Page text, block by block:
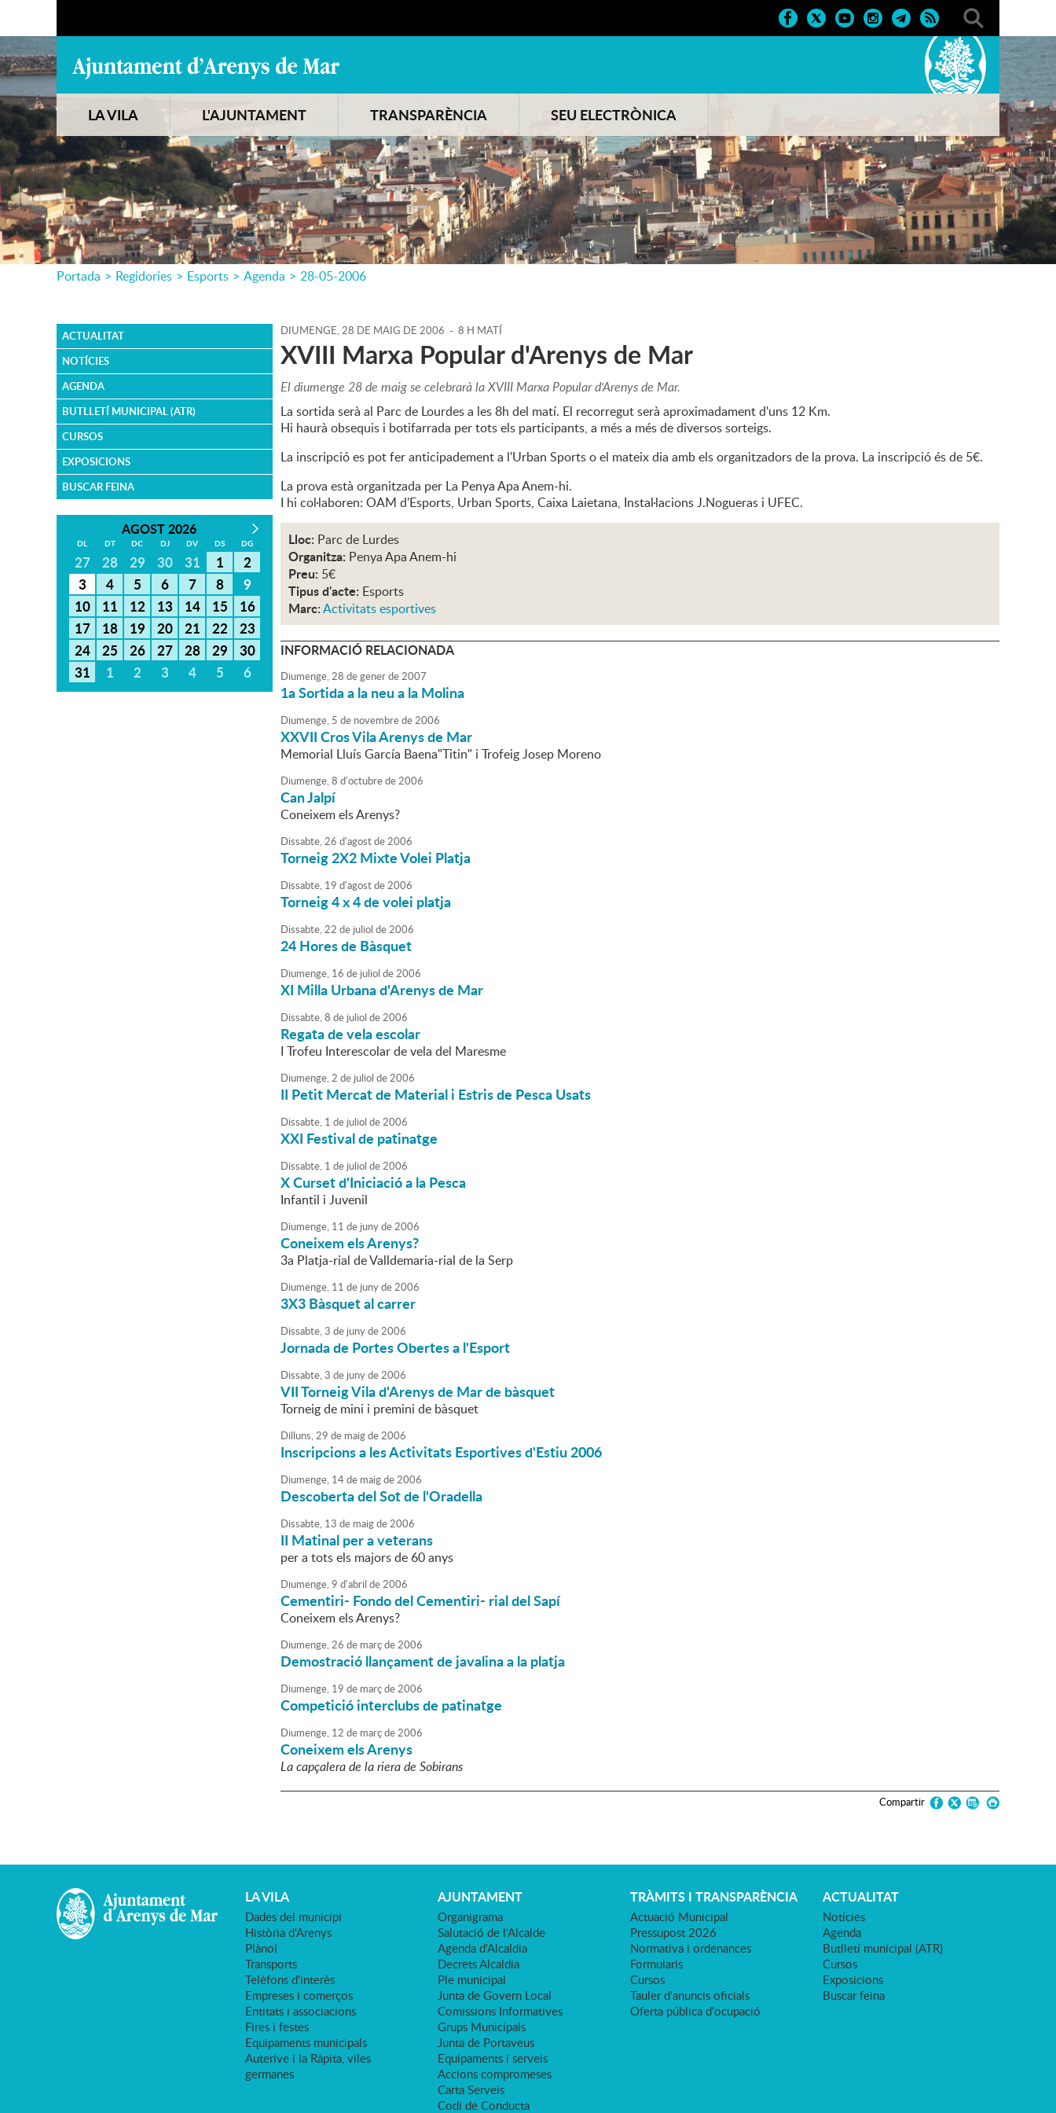
LA VILA L'AJUNTAMENT TRANSPARÈNCIA SEU ELECTRÒNICA
Portada > Regidories > Esports > Agenda > 28-05-2006
ACTUALITAT
NOTÍCIES
AGENDA
BUTLLETÍ MUNICIPAL (ATR)
CURSOS
EXPOSICIONS
BUSCAR FEINA
AGOST 2026
DL DT DC DJ DV DS DG
27 28 29 30 31 1
2
3
4 5 6 7 8
9
10
11 12 13 14 15
16
17
18 19 20 21 22
23
24
25 26 27 28 29
30
31
1 2 3 4 5 6
DIUMENGE,28 DE MAIG DE 2006 - 8 H MATÍ
XVIII Marxa Popular d'Arenys de Mar
El diumenge 28 de maig se celebrarà la XVIII Marxa Popular d'Arenys de Mar.
La sortida serà al Parc de Lourdes a les 8h del matí. El recorregut serà aproximadament d'uns 12 Km.
Hi haurà obsequis i botifarrada per tots els participants, a més a més de diversos sorteigs.
La inscripció es pot fer anticipadement a l'Urban Sports o el mateix dia amb els organitzadors de la prova. La inscripció és de 5€.
La prova està organitzada per La Penya Apa Anem-hi.
I hi col·laboren: OAM d'Esports, Urban Sports, Caixa Laietana, Instal·lacions J.Nogueras i UFEC.
Lloc: Parc de Lurdes
Organitza: Penya Apa Anem-hi
Preu: 5€
Tipus d'acte: Esports
Marc:Activitats esportives
INFORMACIÓ RELACIONADA
Diumenge,28 degenerde2007
1a Sortida a la neu a la Molina
Diumenge, 5 de novembrede2006
XXVII Cros Vila Arenys de Mar
Memorial Lluís García Baena"Titin" i Trofeig Josep Moreno
Diumenge,8 d'octubrede2006
Can Jalpí
Coneixem els Arenys?
Dissabte,26 d'agostde2006
Torneig 2X2 Mixte Volei Platja
Dissabte, 19 d'agostde2006
Torneig 4 x 4 de volei platja
Dissabte,22 de juliol de2006
24 Hores de Bàsquet
Diumenge, 16 de juliol de2006
XI Milla Urbana d'Arenys de Mar
Dissabte,8 de juliol de2006
Regata de vela escolar
I Trofeu Interescolar de vela del Maresme
Diumenge,2 de juliol de2006
II Petit Mercat de Material i Estris de Pesca Usats
Dissabte, 1 de juliol de2006
XXI Festival de patinatge
Dissabte, 1 de juliol de2006
X Curset d'Iniciació a la Pesca
Infantil i Juvenil
Diumenge, 11 de junyde2006
Coneixem els Arenys?
3a Platja-rial de Valldemaria-rial de la Serp
Diumenge, 11 de junyde2006
3X3 Bàsquet al carrer
Dissabte,3 de junyde2006
Jornada de Portes Obertes a l'Esport
Dissabte,3 de junyde2006
VII Torneig Vila d'Arenys de Mar de bàsquet
Torneig de mini i premini de bàsquet
Dilluns,29 de maigde2006
Inscripcions a les Activitats Esportives d'Estiu 2006
Diumenge, 14de maigde2006
Descoberta del Sot de l'Oradella
Dissabte, 13 de maigde2006
II Matinal per a veterans
per a tots els majors de 60 anys
Diumenge,9 d'abril de2006
Cementiri- Fondo del Cementiri- rial del Sapí
Coneixem els Arenys?
Diumenge,26 de marçde2006
Demostració llançament de javalina a la platja
Diumenge, 19 de marçde2006
Competició interclubs de patinatge
Diumenge, 12 de marçde2006
Coneixem els Arenys
La capçalera de la riera de Sobirans
Compartir
LA VILA
Dades del municipi
Història d'Arenys
Plànol
Transports
Telèfons d'interès
Empreses i comerços
Entitats i associacions
Fires i festes
Equipaments municipals
Auterive i la Ràpita, viles
germanes
AJUNTAMENT
Organigrama
Salutació de l'Alcalde
Agenda d'Alcaldia
Decrets Alcaldia
Ple municipal
Junta de Govern Local
Comissions Informatives
Grups Municipals
Junta de Portaveus
Equipaments i serveis
Accions compromeses
Carta Serveis
Codi de Conducta
TRÀMITS I TRANSPARÈNCIA
Actuació Municipal
Pressupost 2026
Normativa i ordenances
Formularis
Cursos
Tauler d'anuncis oficials
Oferta pública d'ocupació
ACTUALITAT
Notícies
Agenda
Butlletí municipal (ATR)
Cursos
Exposicions
Buscar feina